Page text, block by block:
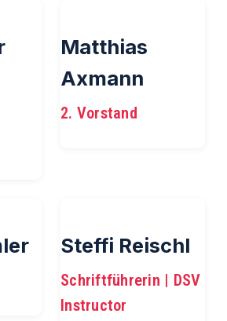
Matthias
Axmann
2. Vorstand
Steffi Reischl
Schriftführerin | DSV
Instructor